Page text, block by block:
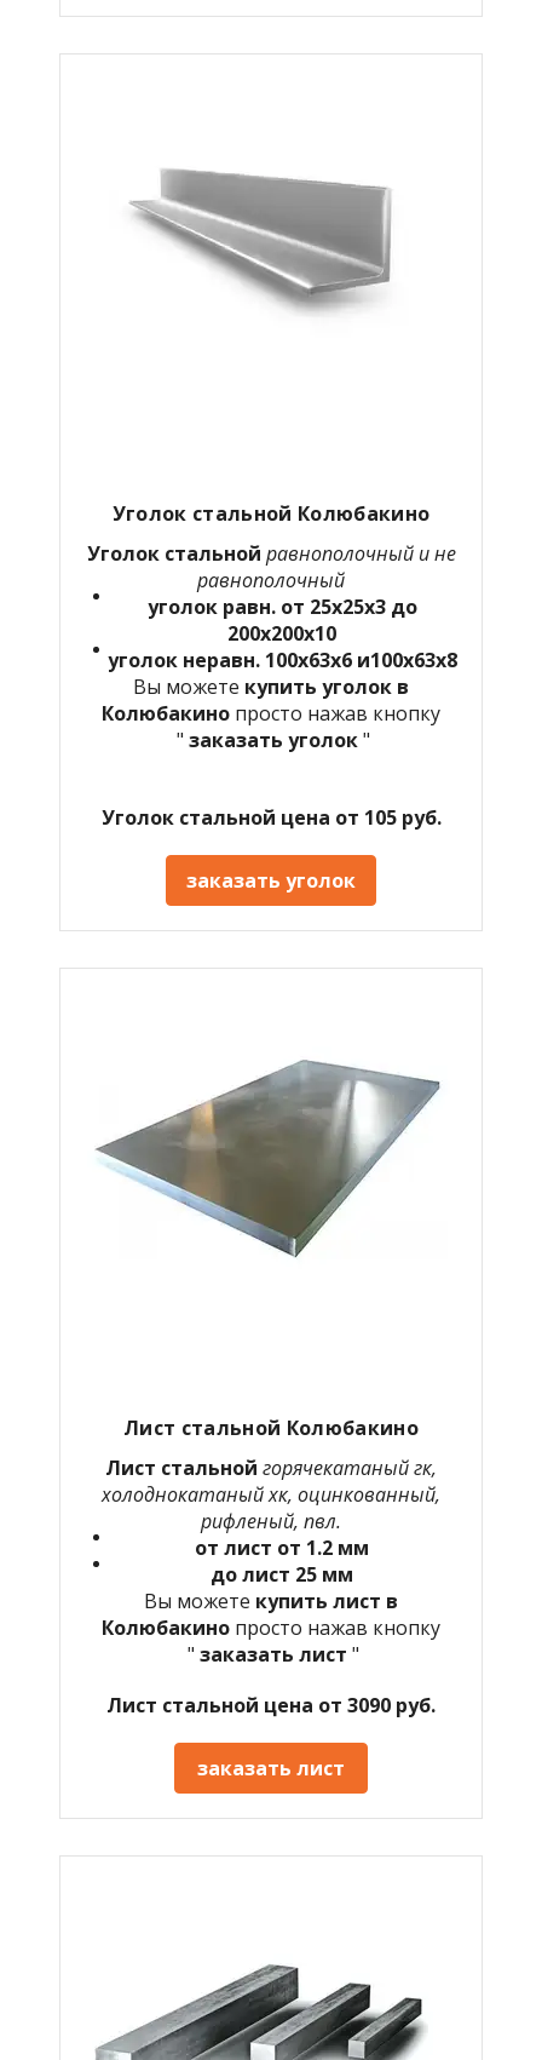
Уголок стальной Колюбакино
Уголок стальной равнополочный и не
равнополочный
уголок равн. от 25х25х3 до
200х200х10
уголок неравн. 100х63х6 и100х63х8
Вы можете купить уголок в
Колюбакино просто нажав кнопку
" заказать уголок"
Уголок стальной цена от 105 руб.
заказать уголок
Лист стальной Колюбакино
Лист стальной горячекатаный гк,
холоднокатаный хк, оцинкованный,
рифленый, пвл.
от лист от 1.2 мм
до лист 25 мм
Вы можете купить лист в
Колюбакино просто нажав кнопку
" заказать лист "
Лист стальной цена от 3090 руб.
заказать лист